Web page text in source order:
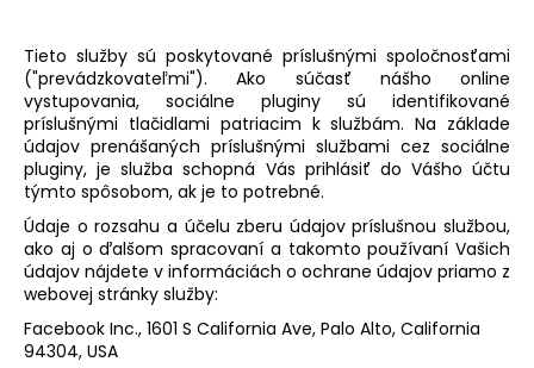
Tieto služby sú poskytované príslušnými spoločnosťami
("prevádzkovateľmi"). Ako súčasť nášho online
vystupovania, sociálne pluginy sú identifikované
príslušnými tlačidlami patriacim k službám. Na základe
údajov prenášaných príslušnými službami cez sociálne
pluginy, je služba schopná Vás prihlásiť do Vášho účtu
týmto spôsobom, ak je to potrebné.
Údaje o rozsahu a účelu zberu údajov príslušnou službou,
ako aj o ďalšom spracovaní a takomto používaní Vašich
údajov nájdete v informáciách o ochrane údajov priamo z
webovej stránky služby:
Facebook Inc., 1601 S California Ave, Palo Alto, California
94304, USA